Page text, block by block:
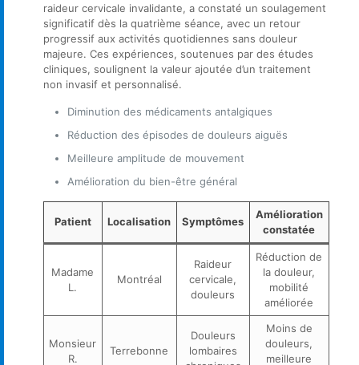
raideur cervicale invalidante, a constaté un soulagement
significatif dès la quatrième séance, avec un retour
progressif aux activités quotidiennes sans douleur
majeure. Ces expériences, soutenues par des études
cliniques, soulignent la valeur ajoutée d’un traitement
non invasif et personnalisé.
Diminution des médicaments antalgiques
Réduction des épisodes de douleurs aiguës
Meilleure amplitude de mouvement
Amélioration du bien-être général
Patient Localisation Symptômes
Amélioration
constatée
Madame
L.
Montréal
Raideur
cervicale,
douleurs
Réduction de
la douleur,
mobilité
améliorée
Monsieur
R.
Terrebonne
Douleurs
lombaires
Moins de
douleurs,
meilleure